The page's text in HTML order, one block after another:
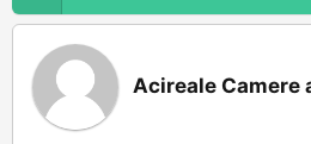
Acireale Camere